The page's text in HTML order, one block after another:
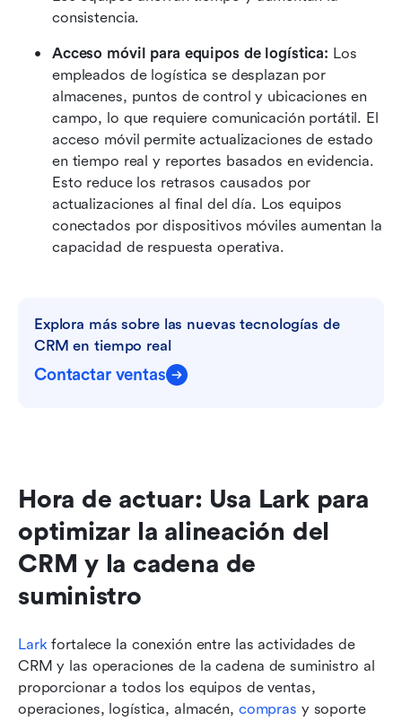
consistencia.
Acceso móvil para equipos de logística: Los
empleados de logística se desplazan por
almacenes, puntos de control y ubicaciones en
campo, lo que requiere comunicación portátil. El
acceso móvil permite actualizaciones de estado
en tiempo real y reportes basados en evidencia.
Esto reduce los retrasos causados por
actualizaciones al final del día. Los equipos
conectados por dispositivos móviles aumentan la
capacidad de respuesta operativa.
Explora más sobre las nuevas tecnologías de
CRM en tiempo real
Contactar ventas
Hora de actuar: Usa Lark para
optimizar la alineación del
CRM y la cadena de
suministro
Lark fortalece la conexión entre las actividades de
CRM y las operaciones de la cadena de suministro al
proporcionar a todos los equipos de ventas,
operaciones, logística, almacén, compras y soporte